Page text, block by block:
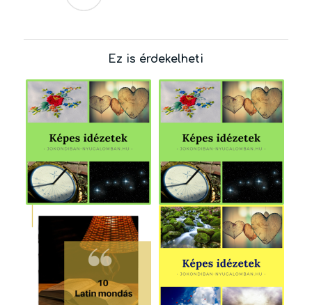
Ez is érdekelheti